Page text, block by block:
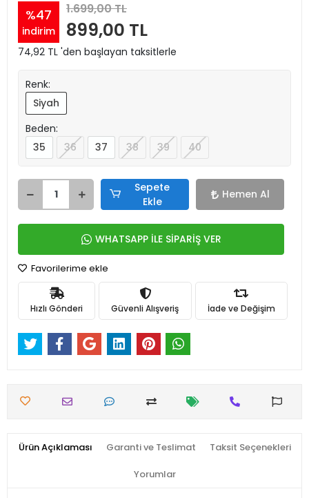
%47
indirim
1.699,00 TL
899,00 TL
74,92 TL 'den başlayan taksitlerle
Renk:
Siyah
Beden:
35
36 37 38 39 40
Sepete
Ekle
Hemen Al
WHATSAPP İLE SİPARİŞ VER
Favorilerime ekle
Hızlı Gönderi Güvenli Alışveriş İade ve Değişim
Ürün Açıklaması Garanti ve Teslimat Taksit Seçenekleri
Yorumlar